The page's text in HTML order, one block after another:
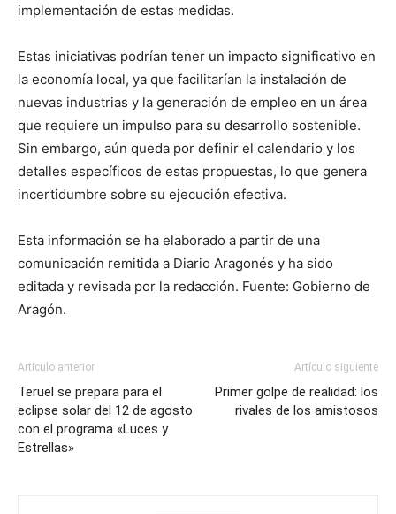
implementación de estas medidas.
Estas iniciativas podrían tener un impacto significativo en
la economía local, ya que facilitarían la instalación de
nuevas industrias y la generación de empleo en un área
que requiere un impulso para su desarrollo sostenible.
Sin embargo, aún queda por definir el calendario y los
detalles específicos de estas propuestas, lo que genera
incertidumbre sobre su ejecución efectiva.
Esta información se ha elaborado a partir de una
comunicación remitida a Diario Aragonés y ha sido
editada y revisada por la redacción. Fuente: Gobierno de
Aragón.
Artículo anterior
Teruel se prepara para el
eclipse solar del 12 de agosto
con el programa «Luces y
Estrellas»
Artículo siguiente
Primer golpe de realidad: los
rivales de los amistosos